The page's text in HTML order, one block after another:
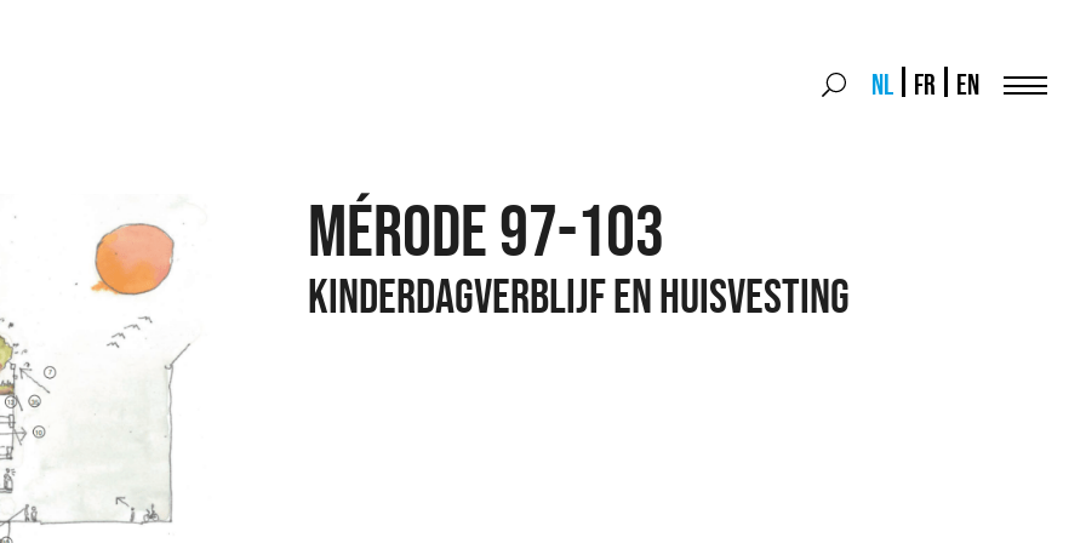
Search
Search
NL FR EN
Mérode 97-103
kinderdagverblijf en huisvesting